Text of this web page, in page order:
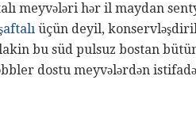
meyvələri hər il maydan
üçün deyil,
bu süd pulsuz bostan
dostu meyvələrdən